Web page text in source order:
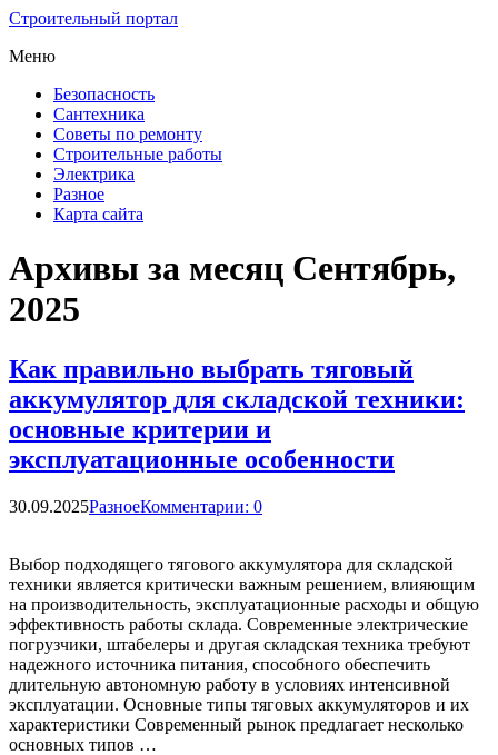
Строительный портал
Меню
Безопасность
Сантехника
Советы по ремонту
Строительные работы
Электрика
Разное
Карта сайта
Архивы за месяц Сентябрь,
2025
Как правильно выбрать тяговый
аккумулятор для складской техники:
основные критерии и
эксплуатационные особенности
30.09.2025РазноеКомментарии: 0
Выбор подходящего тягового аккумулятора для складской
техники является критически важным решением, влияющим
на производительность, эксплуатационные расходы и общую
эффективность работы склада. Современные электрические
погрузчики, штабелеры и другая складская техника требуют
надежного источника питания, способного обеспечить
длительную автономную работу в условиях интенсивной
эксплуатации. Основные типы тяговых аккумуляторов и их
характеристики Современный рынок предлагает несколько
основных типов …